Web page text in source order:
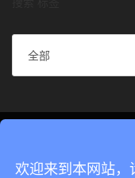
技术支持
欢迎来到本网站，